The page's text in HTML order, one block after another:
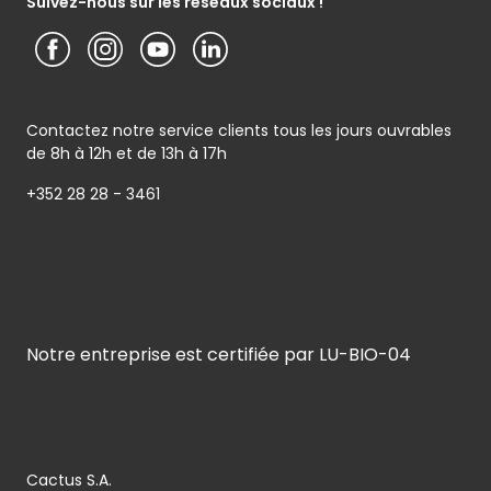
Contactez notre service clients tous les jours ouvrables
de 8h à 12h et de 13h à 17h
+352 28 28 - 3461
Cactus S.A.
Notre entreprise est certifiée par LU-BIO-04